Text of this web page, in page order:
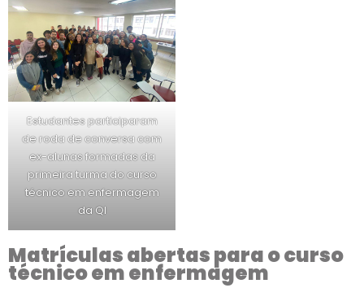
Estudantes participaram
de roda de conversa com
ex-alunas formadas da
primeira turma do curso
técnico em enfermagem
da QI
Matrículas abertas para o curso
técnico em enfermagem